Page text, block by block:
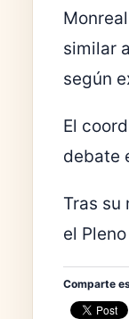
similar
según
El
debate
Tras su
el
Comparte